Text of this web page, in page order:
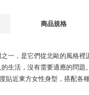
商品規格
一，是它們從北歐的風格裡
生活，沒有需要適應的問題
貼近東方女性身型，搭配各